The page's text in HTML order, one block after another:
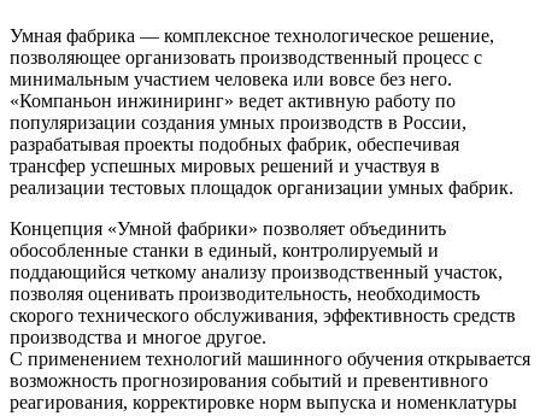
Умная фабрика — комплексное технологическое решение,
позволяющее организовать производственный процесс с
минимальным участием человека или вовсе без него.
«Компаньон инжиниринг» ведет активную работу по
популяризации создания умных производств в России,
разрабатывая проекты подобных фабрик, обеспечивая
трансфер успешных мировых решений и участвуя в
реализации тестовых площадок организации умных фабрик.
Концепция «Умной фабрики» позволяет объединить
обособленные станки в единый, контролируемый и
поддающийся четкому анализу производственный участок,
позволяя оценивать производительность, необходимость
скорого технического обслуживания, эффективность средств
производства и многое другое.
С применением технологий машинного обучения открывается
возможность прогнозирования событий и превентивного
реагирования, корректировке норм выпуска и номенклатуры